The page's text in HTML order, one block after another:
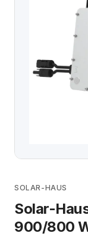
SOLAR-HAUS
Solar-
900/800